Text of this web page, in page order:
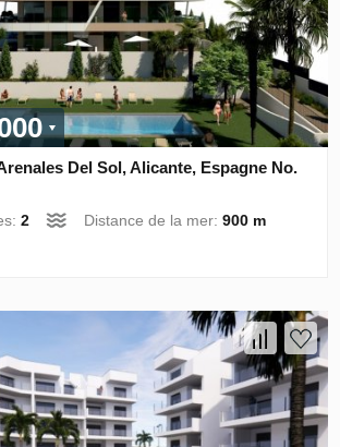
Del Sol, Alicante, Espagne No.
2 Distance de la mer:900 m